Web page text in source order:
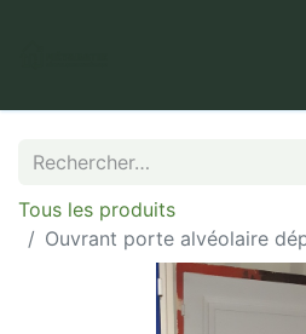
Tous les produits
Ouvrant porte alvéolaire